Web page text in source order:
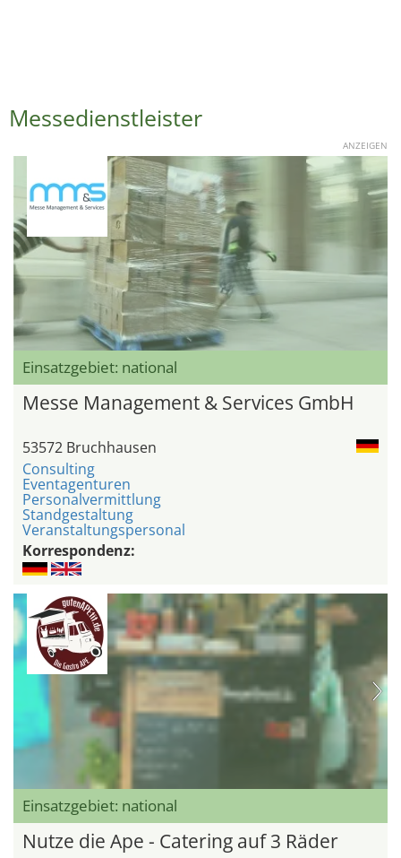
Messedienstleister
ANZEIGEN
Einsatzgebiet: national
Messe Management & Services GmbH
53572 Bruchhausen
Consulting
Eventagenturen
Personalvermittlung
Standgestaltung
Veranstaltungspersonal
Korrespondenz:
Einsatzgebiet: national
Nutze die Ape - Catering auf 3 Räder